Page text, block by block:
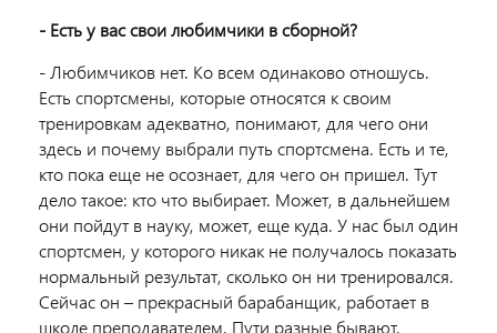
- Есть у вас свои любимчики в сборной?
- Любимчиков нет. Ко всем одинаково отношусь.
Есть спортсмены, которые относятся к своим
тренировкам адекватно, понимают, для чего они
здесь и почему выбрали путь спортсмена. Есть и те,
кто пока еще не осознает, для чего он пришел. Тут
дело такое: кто что выбирает. Может, в дальнейшем
они пойдут в науку, может, еще куда. У нас был один
спортсмен, у которого никак не получалось показать
нормальный результат, сколько он ни тренировался.
Сейчас он – прекрасный барабанщик, работает в
школе преподавателем. Пути разные бывают.